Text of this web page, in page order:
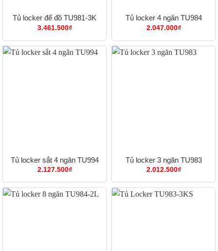
Tủ locker để đồ TU981-3K
3.461.500₫
Tủ locker 4 ngăn TU984
2.047.000₫
Tủ locker sắt 4 ngăn TU994
2.127.500₫
Tủ locker 3 ngăn TU983
2.012.500₫